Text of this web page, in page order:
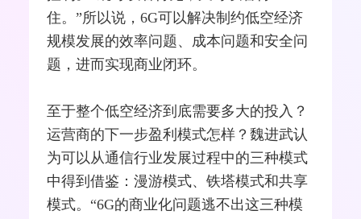
住。”所以说，6G可以解决制约低空经济
规模发展的效率问题、成本问题和安全问
题，进而实现商业闭环。
至于整个低空经济到底需要多大的投入？
运营商的下一步盈利模式怎样？魏进武认
为可以从通信行业发展过程中的三种模式
中得到借鉴：漫游模式、铁塔模式和共享
模式。“6G的商业化问题逃不出这三种模